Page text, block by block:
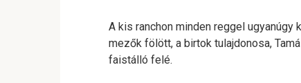
A kis ranchon minden reggel
mezők fölött, a birtok tulajdonosa,
faistálló felé.